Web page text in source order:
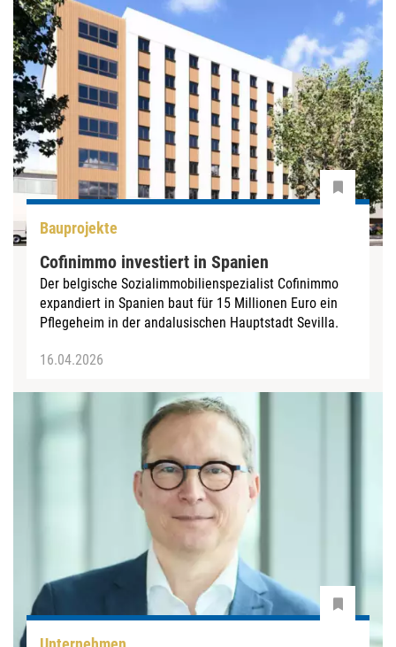
Bauprojekte
Cofinimmo investiert in Spanien
Der belgische Sozialimmobilienspezialist Cofinimmo
expandiert in Spanien baut für 15 Millionen Euro ein
Pflegeheim in der andalusischen Hauptstadt Sevilla.
16.04.2026